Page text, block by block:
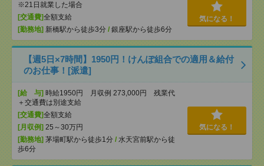
※21日就業した場合
[交通費]全額支給
[勤務地] 新橋駅から徒歩3分 / 銀座駅から徒歩6分
気になる！
【週5日×7時間】1950円！けんぽ組合での適用＆給付
のお仕事！[派遣]
[給 与] 時給1950円 月収例 273,000円 残業代
＋交通費は別途支給
[交通費]全額支給
[月収例] 25～30万円
[勤務地] 茅場町駅から徒歩1分 / 水天宮前駅から徒
歩6分
気になる！